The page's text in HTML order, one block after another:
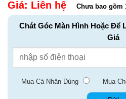
Giá: Liên hệ Chưa bao gồm
Chát Góc Màn Hình Hoặc Để
Giá
Mua Cá Nhân Dùng Mua